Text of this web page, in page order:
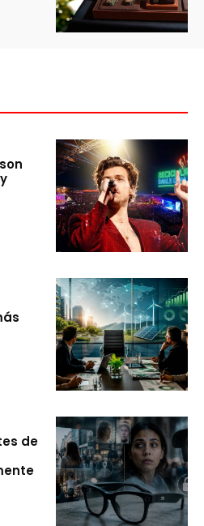
de